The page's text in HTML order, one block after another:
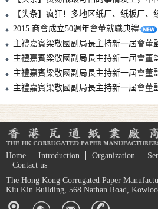
2015 商會成立50週年會董就職典禮
Home Introduction Organization
Contact us
The Hong Kong Corrugated Paper
Kiu Kin Building, 568 Nathan Road,